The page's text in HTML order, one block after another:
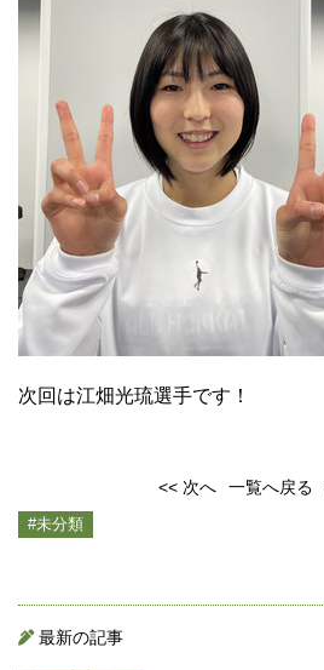
次回は江畑光琉選手です！
<< 次へ 一覧へ戻る
#未分類
最新の記事